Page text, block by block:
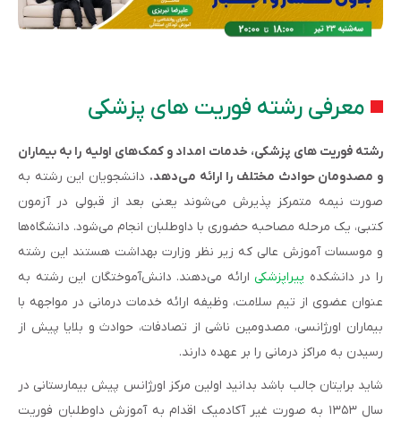
معرفی رشته فوریت های پزشکی
رشته فوریت های پزشکی، خدمات امداد و کمک‌های اولیه را به بیماران
و مصدومان حوادث مختلف را ارائه می‌دهد. دانشجویان این رشته به
صورت نیمه متمرکز پذیرش می‌شوند یعنی بعد از قبولی در آزمون
کتبی، یک مرحله مصاحبه حضوری با داوطلبان انجام می‌شود. دانشگاه‌ها
و موسسات آموزش عالی که زیر نظر وزارت بهداشت هستند این رشته
را در دانشکده پیراپزشکیارائه می‌دهند. دانش‌آموختگان این رشته به
عنوان عضوی از تیم سلامت، وظیفه ارائه خدمات درمانی در مواجهه با
بیماران اورژانسی، مصدومین ناشی از تصادفات، حوادث و بلایا پیش از
رسیدن به مراکز درمانی را بر عهده دارند.
شاید برایتان جالب باشد بدانید اولین مرکز اورژانس پیش بیمارستانی در
سال ۱۳۵۳ به صورت غیر آکادمیک اقدام به آموزش داوطلبان فوریت